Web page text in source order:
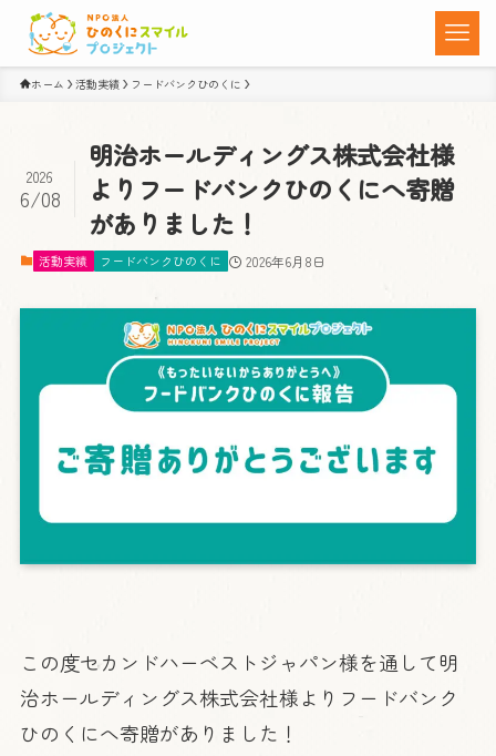
ホーム 活動実績 フードバンクひのくに
明治ホールディングス株式会社様
よりフードバンクひのくにへ寄贈
がありました！
2026
6/08
活動実績 フードバンクひのくに 2026年6月8日
この度セカンドハーベストジャパン様を通して明
治ホールディングス株式会社様よりフードバンク
ひのくにへ寄贈がありました！